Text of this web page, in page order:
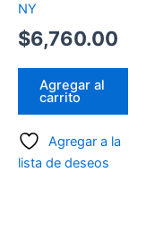
NY
$6,760.00
Agregar al
carrito
Agregar a la
lista de deseos